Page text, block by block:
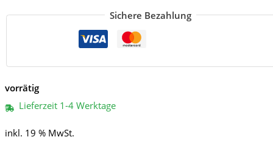
CV
Sichere Bezahlung
vorrätig
Lieferzeit 1-4 Werktage
inkl. 19 % MwSt.